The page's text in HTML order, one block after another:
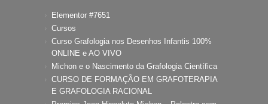
Elementor #7651
Cursos
Curso Grafologia nos Desenhos Infantis 100%
ONLINE e AO VIVO
Michon e o Nascimento da Grafologia Científica
CURSO DE FORMAÇÃO EM GRAFOTERAPIA
E GRAFOLOGIA RACIONAL